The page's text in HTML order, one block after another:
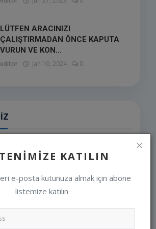
KATILIN
e-posta kutunuza almak için abone
listemize katılın
LÜTFEN ARACINIZI
ÇALIŞTIRMADAN ÖNCE KAPUTA
VURUN VE KON...
editor Jan 10, 2024 0